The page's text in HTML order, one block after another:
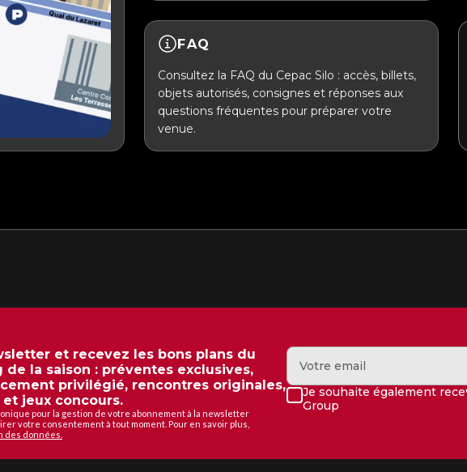
FAQ
Consultez la FAQ du Cepac Silo : accès, billets,
objets autorisés, consignes et réponses aux
questions fréquentes pour préparer votre
venue.
et recevez les bons plans du
de la saison : préventes exclusives,
privilégié, rencontres originales,
jeux concours.
pour la gestion de votre abonnement à la newsletter
votre consentement à tout moment. Pour en savoir plus,
des données.
Je souhaite également
Group